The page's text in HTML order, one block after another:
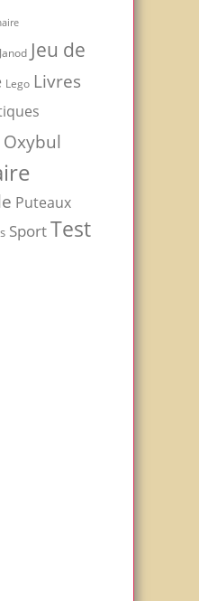
Janod Jeu de
Lego Livres
Oxybul
Puteaux
SportTest